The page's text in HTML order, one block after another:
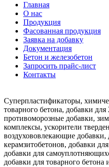
Главная
О нас
Продукция
Фасованная продукция
Заявка на добавку
Документация
Бетон и железобетон
Запросить прайс-лист
Контакты
Суперпластификаторы,
товарного бетона, добавки
противоморозные добавки,
комплексы, ускорители
воздухововлекающие добавки,
керамзитобетонов, добавки
добавки для
добавки для товарного